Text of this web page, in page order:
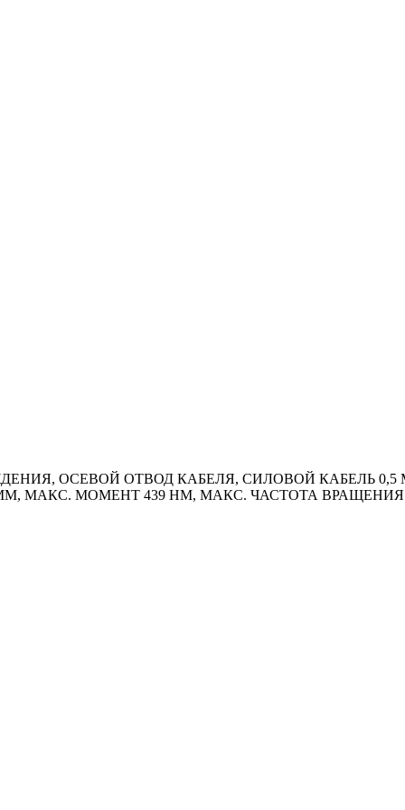
ОСЕВОЙ ОТВОД КАБЕЛЯ, СИЛОВОЙ КАБЕЛЬ
МАКС. МОМЕНТ 439 HM, МАКС. ЧАСТОТА